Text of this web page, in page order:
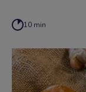
10 min